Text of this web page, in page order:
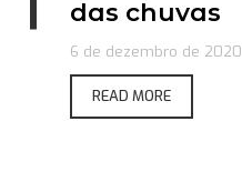
das chuvas
6 de dezembro de 2020
READ MORE